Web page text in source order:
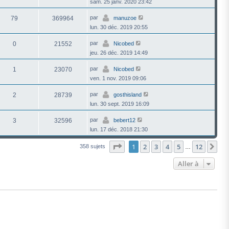
sam. 25 janv. 2020 23:42
79 369964 par
manuzoe
lun. 30 déc. 2019 20:55
0 21552 par
Nicobed
jeu. 26 déc. 2019 14:49
1 23070 par
Nicobed
ven. 1 nov. 2019 09:06
2 28739 par
gosthisland
lun. 30 sept. 2019 16:09
3 32596 par
bebert12
lun. 17 déc. 2018 21:30
358 sujets Page sur12
1 2 3 4 5 12
Aller à